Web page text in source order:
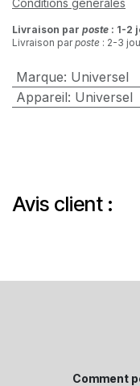
Conditions générales
Livraison par poste : 1-2
Livraison parposte : 2-3
Marque: Universel
Appareil: Universel
Avis client :
Comment